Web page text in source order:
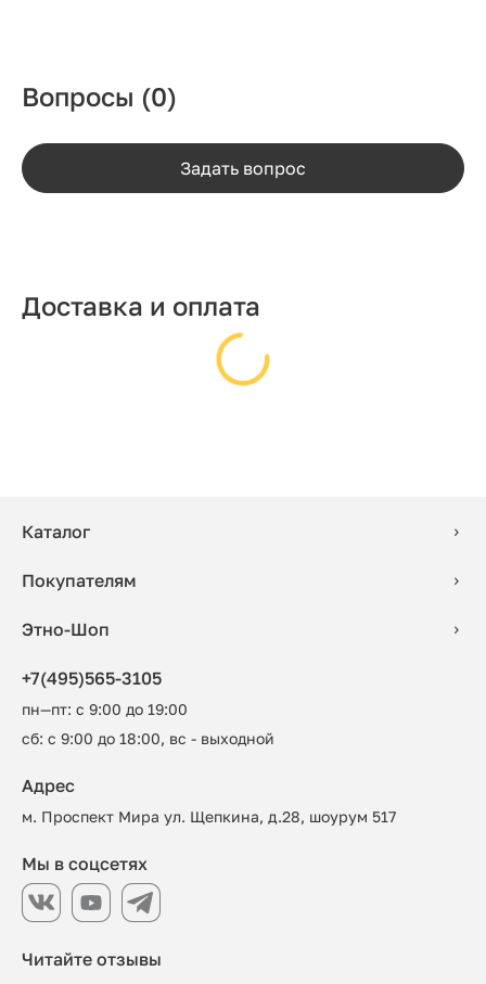
Вопросы (0)
Задать вопрос
Доставка и оплата
Каталог
Покупателям
Этно-Шоп
+7(495)565-3105
пн—пт: с 9:00 до 19:00
сб: с 9:00 до 18:00, вс - выходной
Читайте отзывы
Адрес
м. Проспект Мира ул. Щепкина, д.28, шоурум 517
Мы в соцсетях